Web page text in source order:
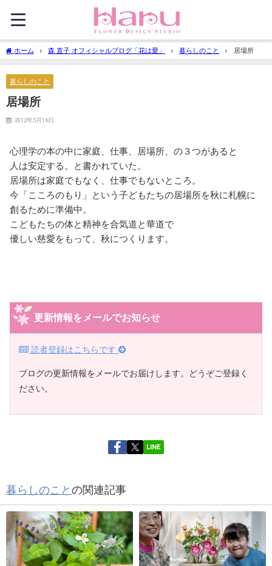
ホーム 森 直子 オフィシャルブログ「花は愛」 暮らしのこと 居場所
暮らしのこと
居場所
2012年5月16日
心理学の本の中に家庭、仕事、居場所、の３つがあると
人は安定する。と書かれていた。
居場所は家庭でもなく、仕事でもないところ。
今「こころのもり」という子どもたちの居場所を秋に札幌に
創るために準備中。
こどもたちの体と精神を合気道と華道で
優しい慈愛をもって、秋につくります。
更新情報をメールでお知らせ
読者登録はこちらです
ブログの更新情報をメールでお届けします。どうぞご登録く
ださい。
LINE
暮らしのことの関連記事